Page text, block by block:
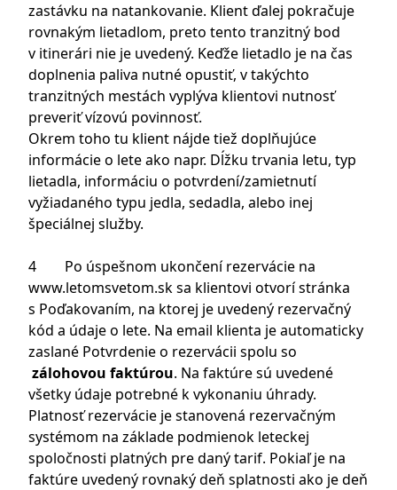
zastávku na natankovanie. Klient ďalej pokračuje
rovnakým lietadlom, preto tento tranzitný bod
v itinerári nie je uvedený. Keďže lietadlo je na čas
doplnenia paliva nutné opustiť, v takýchto
tranzitných mestách vyplýva klientovi nutnosť
preveriť vízovú povinnosť.
Okrem toho tu klient nájde tiež doplňujúce
informácie o lete ako napr. Dĺžku trvania letu, typ
lietadla, informáciu o potvrdení/zamietnutí
vyžiadaného typu jedla, sedadla, alebo inej
špeciálnej služby.
4 Po úspešnom ukončení rezervácie na
www.letomsvetom.sk sa klientovi otvorí stránka
s Poďakovaním, na ktorej je uvedený rezervačný
kód a údaje o lete. Na email klienta je automaticky
zaslané Potvrdenie o rezervácii spolu so
zálohovou faktúrou. Na faktúre sú uvedené
všetky údaje potrebné k vykonaniu úhrady.
Platnosť rezervácie je stanovená rezervačným
systémom na základe podmienok leteckej
spoločnosti platných pre daný tarif. Pokiaľ je na
faktúre uvedený rovnaký deň splatnosti ako je deň